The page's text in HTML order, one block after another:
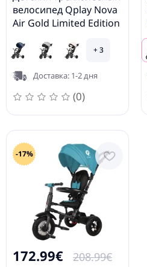
велосипед Qplay Nova
Air Gold Limited Edition
+ 3
Доставка: 1-2 дня
(0)
-17%
172.99€ 208.99€